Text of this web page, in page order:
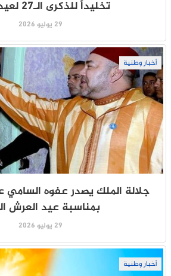
تخليداً للذكرى الـ27 لعيد العرش
29 يوليو 2026
أخبار وطنية
بمناسبة عيد العرش
29 يوليو 2026
أخبار وطنية